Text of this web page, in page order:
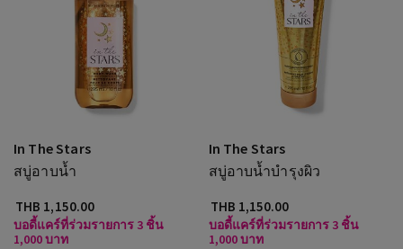
In The Stars
สบู่อาบน้ำ
THB 1,150.00
บอดี้แคร์ที่ร่วมรายการ 3 ชิ้น
1,000 บาท
In The Stars
สบู่อาบน้ำบำรุงผิว
THB 1,150.00
บอดี้แคร์ที่ร่วมรายการ 3 ชิ้น
1,000 บาท